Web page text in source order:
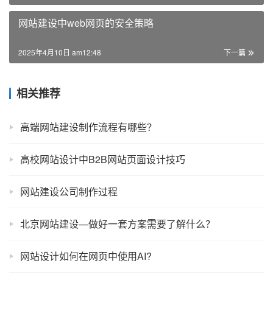
网站建设中web网页的安全策略
下一篇
2025年4月10日 am12:48
相关推荐
高端网站建设制作流程有哪些？
高校网站设计中B2B网站页面设计技巧
网站建设公司制作过程
北京网站建设—做好一套方案需要了解什么？
网站设计如何在网页中使用AI?